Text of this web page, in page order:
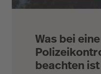
Was bei
beachten ist